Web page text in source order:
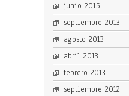
junio 2015
septiembre 2013
agosto 2013
abril 2013
febrero 2013
septiembre 2012